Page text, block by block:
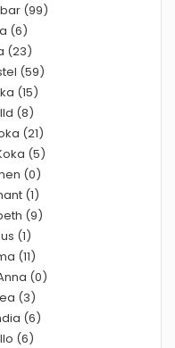
(99)
(6)
(23)
(59)
(15)
(8)
(21)
(5)
(0)
(1)
(9)
(1)
(11)
(0)
(3)
(6)
(6)